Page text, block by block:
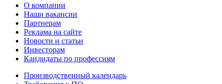
О компании
Наши вакансии
Партнерам
Реклама на сайте
Новости и статьи
Инвесторам
Кандидаты по профессиям
Производственный календарь